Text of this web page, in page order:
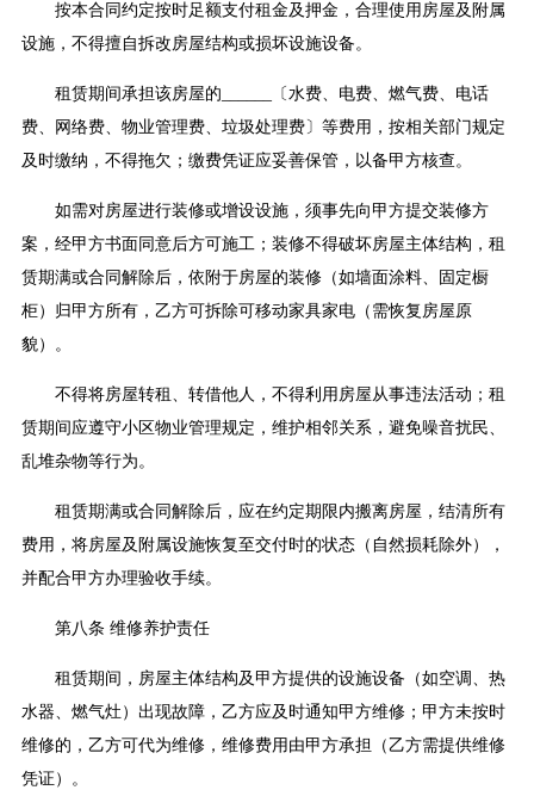
按本合同约定按时足额支付租金及押金，合理使用房屋及附属
设施，不得擅自拆改房屋结构或损坏设施设备。
租赁期间承担该房屋的______〔水费、电费、燃气费、电话
费、网络费、物业管理费、垃圾处理费〕等费用，按相关部门规定
及时缴纳，不得拖欠；缴费凭证应妥善保管，以备甲方核查。
如需对房屋进行装修或增设设施，须事先向甲方提交装修方
案，经甲方书面同意后方可施工；装修不得破坏房屋主体结构，租
赁期满或合同解除后，依附于房屋的装修（如墙面涂料、固定橱
柜）归甲方所有，乙方可拆除可移动家具家电（需恢复房屋原
貌）。
不得将房屋转租、转借他人，不得利用房屋从事违法活动；租
赁期间应遵守小区物业管理规定，维护相邻关系，避免噪音扰民、
乱堆杂物等行为。
租赁期满或合同解除后，应在约定期限内搬离房屋，结清所有
费用，将房屋及附属设施恢复至交付时的状态（自然损耗除外），
并配合甲方办理验收手续。
第八条 维修养护责任
租赁期间，房屋主体结构及甲方提供的设施设备（如空调、热
水器、燃气灶）出现故障，乙方应及时通知甲方维修；甲方未按时
维修的，乙方可代为维修，维修费用由甲方承担（乙方需提供维修
凭证）。